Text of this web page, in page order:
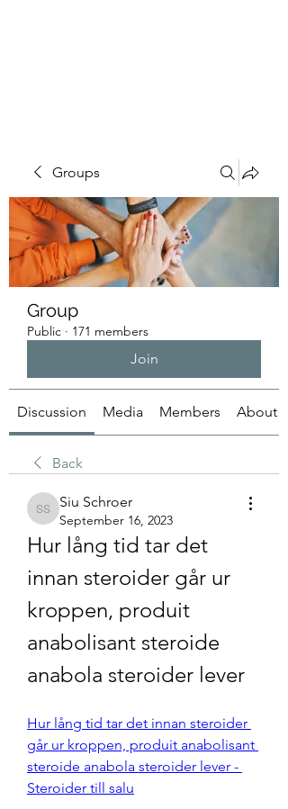
Groups
Group
Public · 171 members
Join
Discussion Media Members About
Back
Siu Schroer
Siu Schroer
September 16, 2023
Hur lång tid tar det
innan steroider går ur
kroppen, produit
anabolisant steroide
anabola steroider lever
Hur lång tid tar det innan steroider
går ur kroppen, produit anabolisant
steroide anabola steroider lever -
Steroider till salu